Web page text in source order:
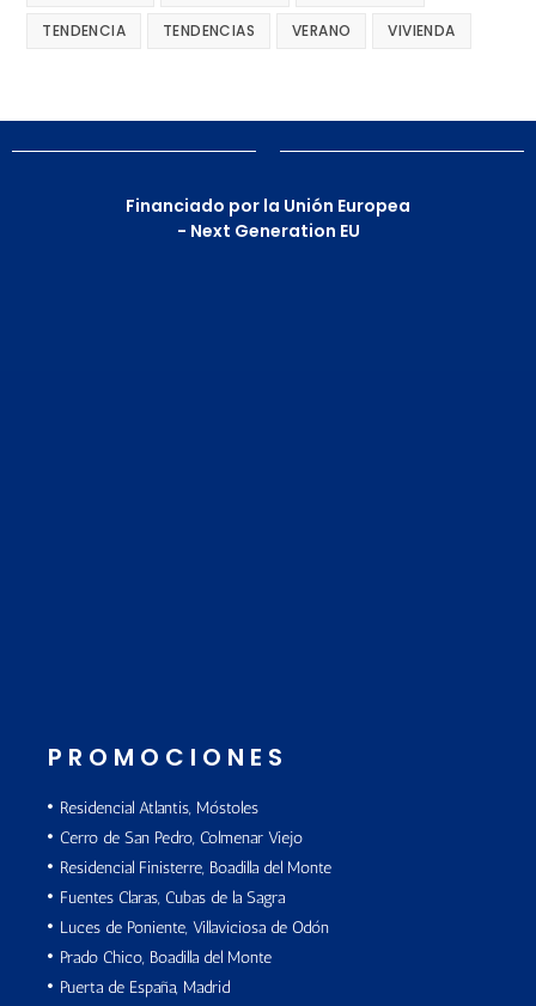
TENDENCIA TENDENCIAS VERANO VIVIENDA
Financiado por la Unión Europea
- Next Generation EU
PROMOCIONES
Residencial Atlantis, Móstoles
Cerro de San Pedro, Colmenar Viejo
Residencial Finisterre, Boadilla del Monte
Fuentes Claras, Cubas de la Sagra
Luces de Poniente, Villaviciosa de Odón
Prado Chico, Boadilla del Monte
Puerta de España, Madrid